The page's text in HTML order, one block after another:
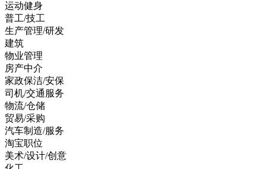
运动健身
普工/技工
生产管理/研发
建筑
物业管理
房产中介
家政保洁/安保
司机/交通服务
物流/仓储
贸易/采购
汽车制造/服务
淘宝职位
美术/设计/创意